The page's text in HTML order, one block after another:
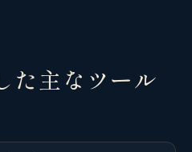
た主なツール